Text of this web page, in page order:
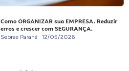
Como ORGANIZAR sua EMPRESA. Reduzir
erros e crescer com SEGURANÇA.
Sebrae Paraná 12/05/2026